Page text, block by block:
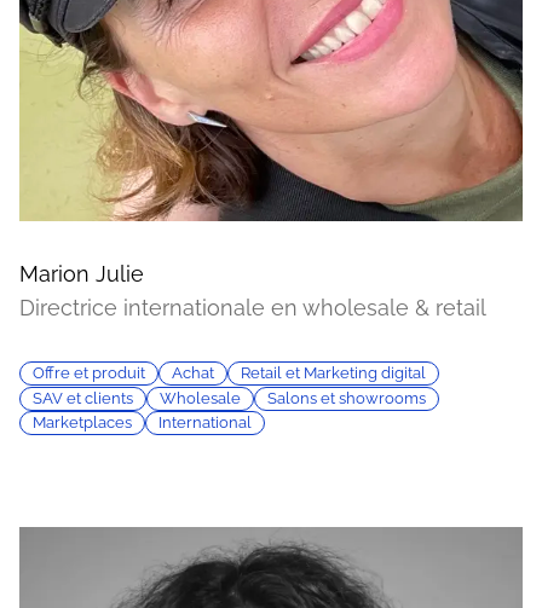
Marion Julie
Directrice internationale en wholesale & retail
Offre et produit Achat
Retail et Marketing digital
SAV et clients
Wholesale
Salons et showrooms
Marketplaces
International